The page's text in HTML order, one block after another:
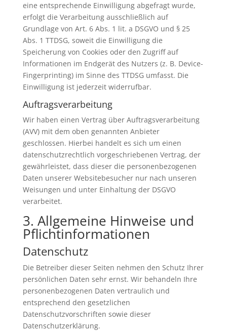
eine entsprechende Einwilligung abgefragt wurde,
erfolgt die Verarbeitung ausschließlich auf
Grundlage von Art. 6 Abs. 1 lit. a DSGVO und § 25
Abs. 1 TTDSG, soweit die Einwilligung die
Speicherung von Cookies oder den Zugriff auf
Informationen im Endgerät des Nutzers (z. B. Device-
Fingerprinting) im Sinne des TTDSG umfasst. Die
Einwilligung ist jederzeit widerrufbar.
Auftragsverarbeitung
Wir haben einen Vertrag über Auftragsverarbeitung
(AVV) mit dem oben genannten Anbieter
geschlossen. Hierbei handelt es sich um einen
datenschutzrechtlich vorgeschriebenen Vertrag, der
gewährleistet, dass dieser die personenbezogenen
Daten unserer Websitebesucher nur nach unseren
Weisungen und unter Einhaltung der DSGVO
verarbeitet.
3. Allgemeine Hinweise und
Pflicht­informationen
Datenschutz
Die Betreiber dieser Seiten nehmen den Schutz Ihrer
persönlichen Daten sehr ernst. Wir behandeln Ihre
personenbezogenen Daten vertraulich und
entsprechend den gesetzlichen
Datenschutzvorschriften sowie dieser
Datenschutzerklärung.